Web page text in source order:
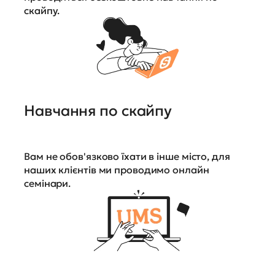
скайпу.
Навчання по скайпу
Вам не обов'язково їхати в інше місто, для
наших клієнтів ми проводимо онлайн
семінари.